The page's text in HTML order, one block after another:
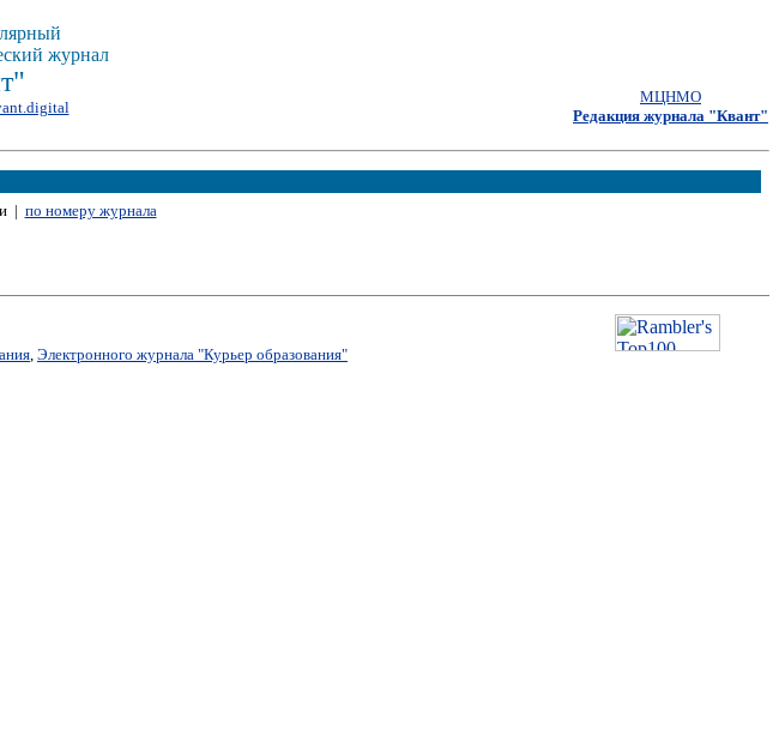
журнал
МЦНМО
Редакция журнала "Квант"
| по номеру журнала
, Электронного журнала "Курьер образования"